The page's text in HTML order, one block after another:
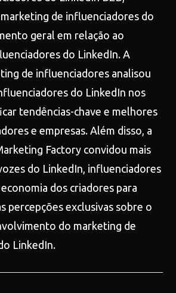
de influenciadores do
geral em relação ao
do LinkedIn. A
de influenciadores analisou
do LinkedIn nos
tendências-chave e melhores
e empresas. Além disso, a
Factory convidou mais
do LinkedIn, influenciadores
dos criadores para
percepções exclusivas sobre o
do marketing de
LinkedIn.